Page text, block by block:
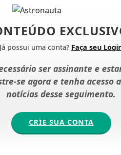
Já possui uma conta? Faça seu
ser assinante e
se agora e tenha acesso
notícias desse seguimento.
CRIE SUA CONTA